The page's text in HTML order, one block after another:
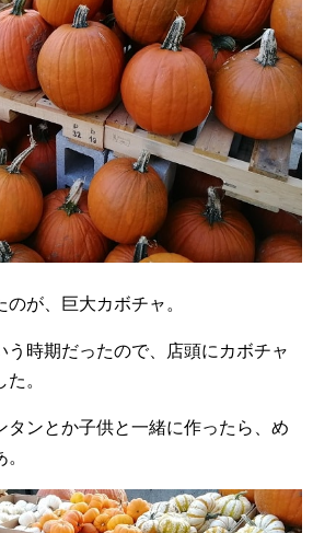
が、巨大カボチャ。
う時期だったので、店頭にカボチャ
。
タンとか子供と一緒に作ったら、め